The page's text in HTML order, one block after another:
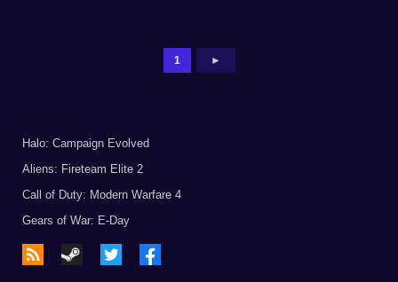
1 ►
Halo: Campaign Evolved
Aliens: Fireteam Elite 2
Call of Duty: Modern Warfare 4
Gears of War: E-Day